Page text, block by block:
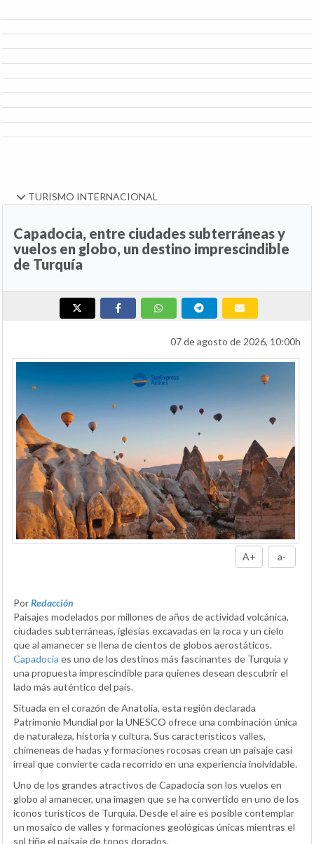
TURISMO INTERNACIONAL
Capadocia, entre ciudades subterráneas y
vuelos en globo, un destino imprescindible
de Turquía
07 de agosto de 2026, 10:00h
A+ a-
PorRedacción
Paisajes modelados por millones de años de actividad volcánica,
ciudades subterráneas, iglesias excavadas en la roca y un cielo
que al amanecer se llena de cientos de globos aerostáticos.
Capadocia es uno de los destinos más fascinantes de Turquía y
una propuesta imprescindible para quienes desean descubrir el
lado más auténtico del país.
Situada en el corazón de Anatolia, esta región declarada
Patrimonio Mundial por la UNESCO ofrece una combinación única
de naturaleza, historia y cultura. Sus característicos valles,
chimeneas de hadas y formaciones rocosas crean un paisaje casi
irreal que convierte cada recorrido en una experiencia inolvidable.
Uno de los grandes atractivos de Capadocia son los vuelos en
globo al amanecer, una imagen que se ha convertido en uno de los
iconos turísticos de Turquía. Desde el aire es posible contemplar
un mosaico de valles y formaciones geológicas únicas mientras el
sol tiñe el paisaje de tonos dorados.